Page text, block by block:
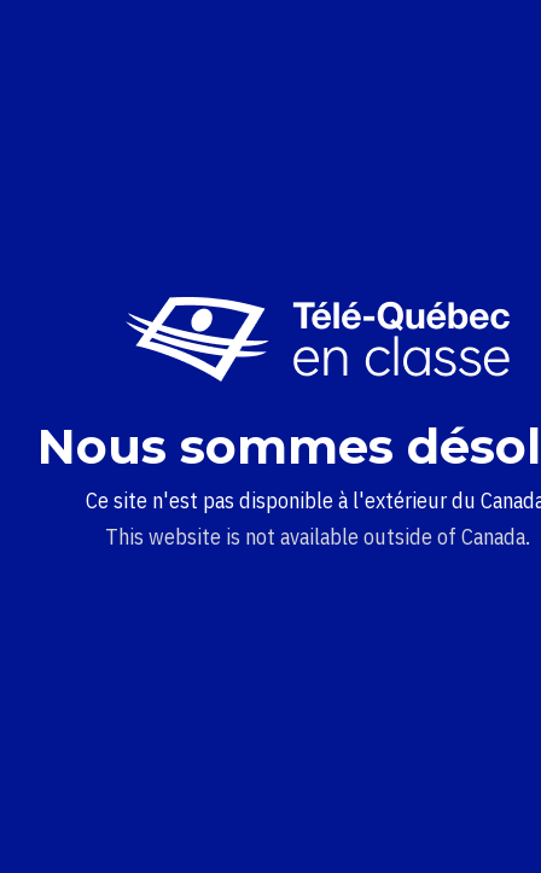
Nous sommes
Ce site n'est pas disponible à l'extérieur du
This website is not available outside of Canada.